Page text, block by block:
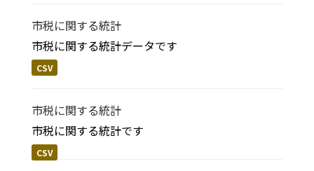
市税に関する統計
市税に関する統計データです
CSV
市税に関する統計
市税に関する統計です
CSV